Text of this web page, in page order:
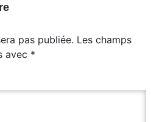
pas publiée. Les champs
avec *